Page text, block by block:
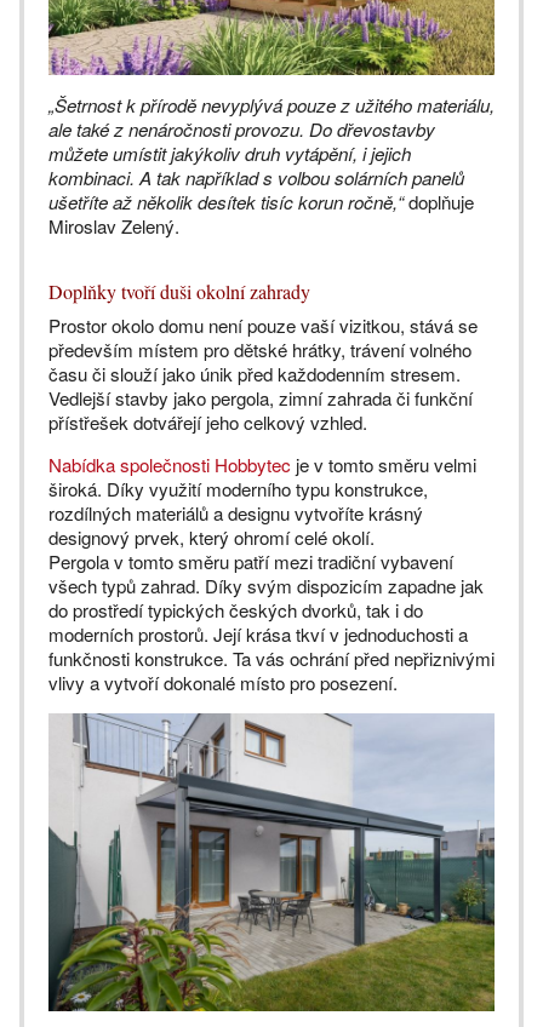
„Šetrnost k přírodě nevyplývá pouze z užitého materiálu,
ale také z nenáročnosti provozu. Do dřevostavby
můžete umístit jakýkoliv druh vytápění, i jejich
kombinaci. A tak například s volbou solárních panelů
ušetříte až několik desítek tisíc korun ročně,“doplňuje
Miroslav Zelený.
Doplňky tvoří duši okolní zahrady
Prostor okolo domu není pouze vaší vizitkou, stává se
především místem pro dětské hrátky, trávení volného
času či slouží jako únik před každodenním stresem.
Vedlejší stavby jako pergola, zimní zahrada či funkční
přístřešek dotvářejí jeho celkový vzhled.
Nabídka společnosti Hobbytec je v tomto směru velmi
široká. Díky využití moderního typu konstrukce,
rozdílných materiálů a designu vytvoříte krásný
designový prvek, který ohromí celé okolí.
Pergola v tomto směru patří mezi tradiční vybavení
všech typů zahrad. Díky svým dispozicím zapadne jak
do prostředí typických českých dvorků, tak i do
moderních prostorů. Její krása tkví v jednoduchosti a
funkčnosti konstrukce. Ta vás ochrání před nepřiznivými
vlivy a vytvoří dokonalé místo pro posezení.